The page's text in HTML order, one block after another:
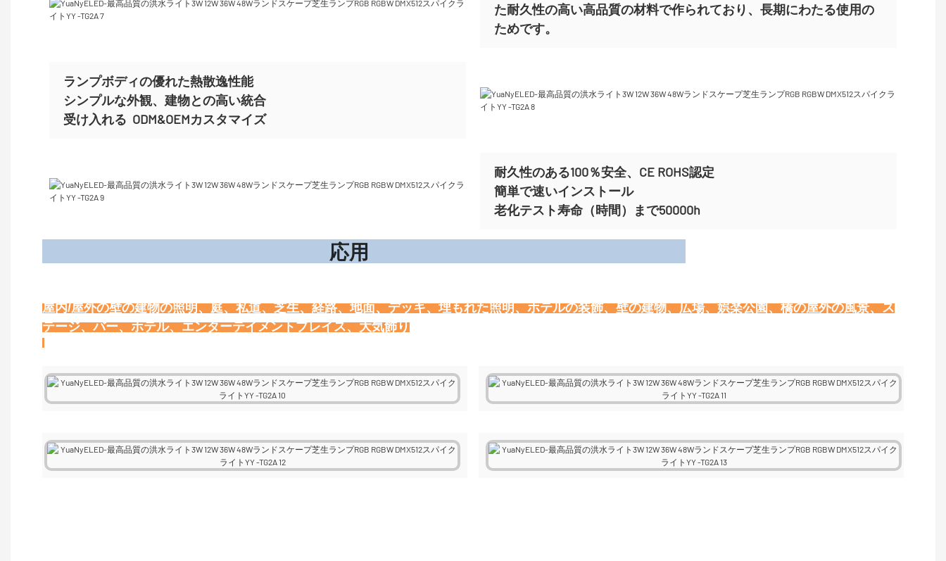
た耐久性の高い高品質の材料で作られており、長期にわたる使用の
ためです。
ランプボディの優れた熱散逸性能
シンプルな外観、建物との高い統合
受け入れる ODM&OEMカスタマイズ
耐久性のある100％安全、CE ROHS認定
簡単で速いインストール
老化テスト寿命（時間）まで50000h
応用
屋内/屋外の壁の建物の照明、庭、私道、芝生、経路、地面、デッキ、埋もれた照明、ホテルの装飾、壁の建物、広場、娯楽公園、橋の屋外の風景、ス